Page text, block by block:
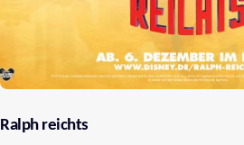
Ralph reichts